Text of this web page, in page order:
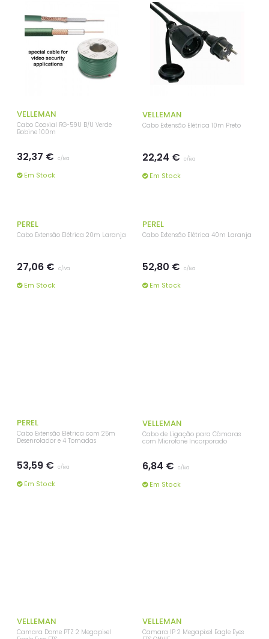
VELLEMAN
Cabo Coaxial RG-59U B/U Verde
Bobine 100m
32,37 € c/iva
Em Stock
VELLEMAN
Cabo Extensão Elétrica 10m Preto
22,24 € c/iva
Em Stock